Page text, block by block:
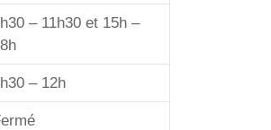
– 11h30 et 15h –
– 12h